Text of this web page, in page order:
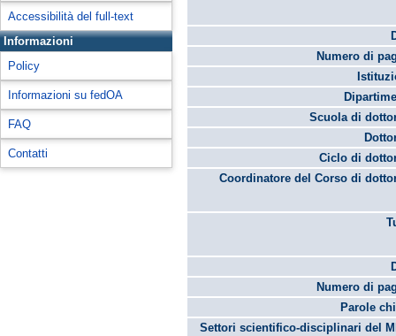
Accessibilità del full-text
Informazioni
Policy
Informazioni su fedOA
FAQ
Contatti
Numero di
Scuola di
Ciclo di
Coordinatore del Corso di
Numero di
Parole
Settori scientifico-disciplinari del